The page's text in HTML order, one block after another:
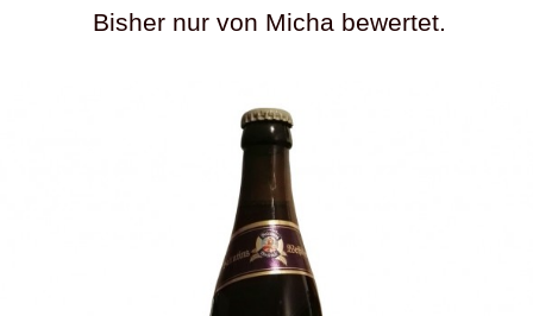
Bisher nur von Micha bewertet.